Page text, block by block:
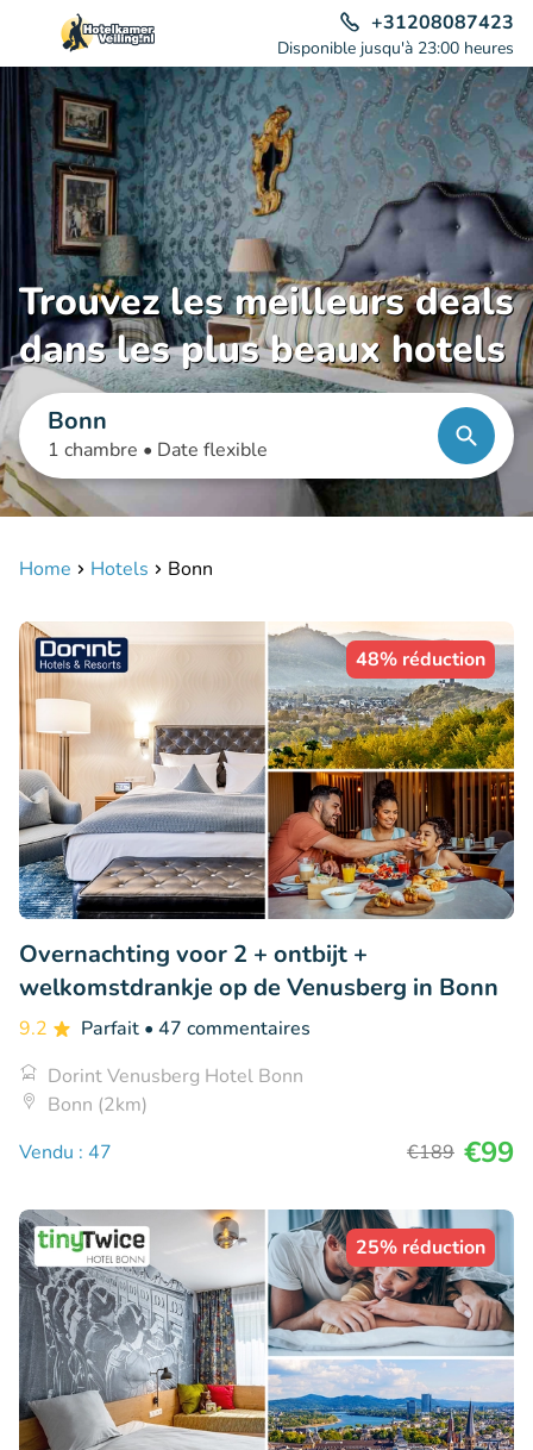
+31208087423
Disponible jusqu'à 23:00 heures
Trouvez les meilleurs deals
dans les plus beaux hotels
Bonn
1 chambre • Date flexible
Home Hotels Bonn
48% réduction
Overnachting voor 2 + ontbijt +
welkomstdrankje op de Venusberg in Bonn
9.2 Parfait • 47 commentaires
Dorint Venusberg Hotel Bonn
Bonn (2km)
Vendu : 47
€189 €99
25% réduction